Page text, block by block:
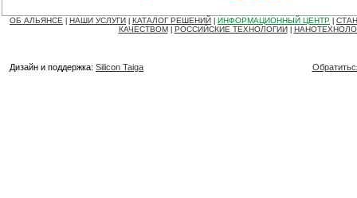
ОБ АЛЬЯНСЕ НАШИ УСЛУГИ КАТАЛОГ РЕШЕНИЙ ИНФОРМАЦИОННЫЙ ЦЕНТР
КАЧЕСТВОМ
РОССИЙСКИЕ ТЕХНОЛОГИИ
Дизайн и поддержка: Silicon Taiga